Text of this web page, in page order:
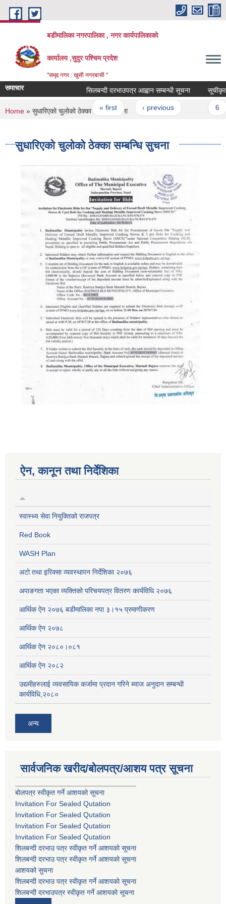
Skip to main content
बडीमालिका नगरपालिका , नगर कार्यपालिकाको
कार्यालय ,सुदुर पश्चिम प्रदेश
"समृद्द नगर : खुसी नगरबासी "
समाचार सिलबन्दी दरभाउपत्र आह्वान सम्बन्धी सूचना सूचीकृत
Pages
« first ‹ previous
You are here
Home » सुधारिएको चुलोको ठेक्का सम्बन्धि सुचना
सुधारिएको चुलोको ठेक्का सम्बन्धि सुचना
ऐन, कानून तथा निर्देशिका
स्वास्थ्य सेवा नियुक्तिको राजपत्र
Red Book
WASH Plan
अटो तथा इरिक्सा व्यवस्थापन निर्देशिका २०७६
अपाङगता भएका व्यक्तिको परिचयपत्र वितरण कार्यविधि २०७६
आर्थिक ऐन २०७६ बडीमालिका नपा ३।१५ प्रमाणीकरण
आर्थिक ऐन २०७८
आर्थिक ऐन २०८०।०८१
आर्थिक ऐन २०८२
उद्यमीहरुलाई व्यवसायिक कर्जामा प्रदान गरिने ब्याज अनुदान सम्बन्धी
कार्यविधि,२०८०
अन्य
सार्वजनिक खरीद/बोलपत्र/आशय पत्र सूचना
बोलपत्र स्वीकृत गर्ने आशयको सूचना
Invitation For Sealed Qutation
Invitation For Sealed Qutation
Invitation For Sealed Qutation
Invitation For Sealed Qutation
शिलबन्दी दरभाउ पत्र स्वीकृत गर्ने आशयको सूचना
शिलबन्दी दरभाउ पत्र स्वीकृत गर्ने आशयको सूचना
आशयको सुचना
शिलबन्दी दरभाउ पत्र स्वीकृत गर्ने आशयको सूचना
शिलबन्दी दरभाउपत्र स्वीकृत गर्ने आशयको सूचना